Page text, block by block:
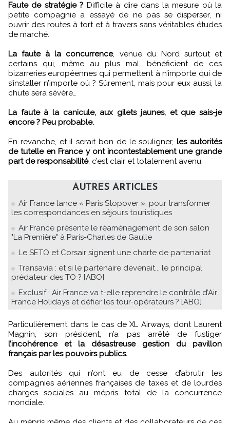
Faute de stratégie ? Difficile à dire dans la mesure où la
petite compagnie a essayé de ne pas se disperser, ni
ouvrir des routes à tort et à travers sans véritables études
de marché.
La faute à la concurrence, venue du Nord surtout et
certains qui, même au plus mal, bénéficient de ces
bizarreries européennes qui permettent à n’importe qui de
s’installer n’importe où ? Sûrement, mais pour eux aussi, la
chute sera sévère…
La faute à la canicule, aux gilets jaunes, et que sais-je
encore ? Peu probable.
En revanche, et il serait bon de le souligner,les autorités
de tutelle en France y ont incontestablement une grande
part de responsabilité, c’est clair et totalement avenu.
AUTRES ARTICLES
Air France lance « Paris Stopover », pour transformer
les correspondances en séjours touristiques
Air France présente le réaménagement de son salon
"La Première" à Paris-Charles de Gaulle
Le SETO et Corsair signent une charte de partenariat
Transavia : et si le partenaire devenait... le principal
prédateur des TO ? [ABO]
Exclusif : Air France va t-elle reprendre le contrôle d’Air
France Holidays et défier les tour-opérateurs ? [ABO]
Particulièrement dans le cas de XL Airways, dont Laurent
Magnin, son président, n’a pas arrêté de fustiger
l’incohérence et la désastreuse gestion du pavillon
français par les pouvoirs publics.
Des autorités qui n’ont eu de cesse d’abrutir les
compagnies aériennes françaises de taxes et de lourdes
charges sociales au mépris total de la concurrence
mondiale.